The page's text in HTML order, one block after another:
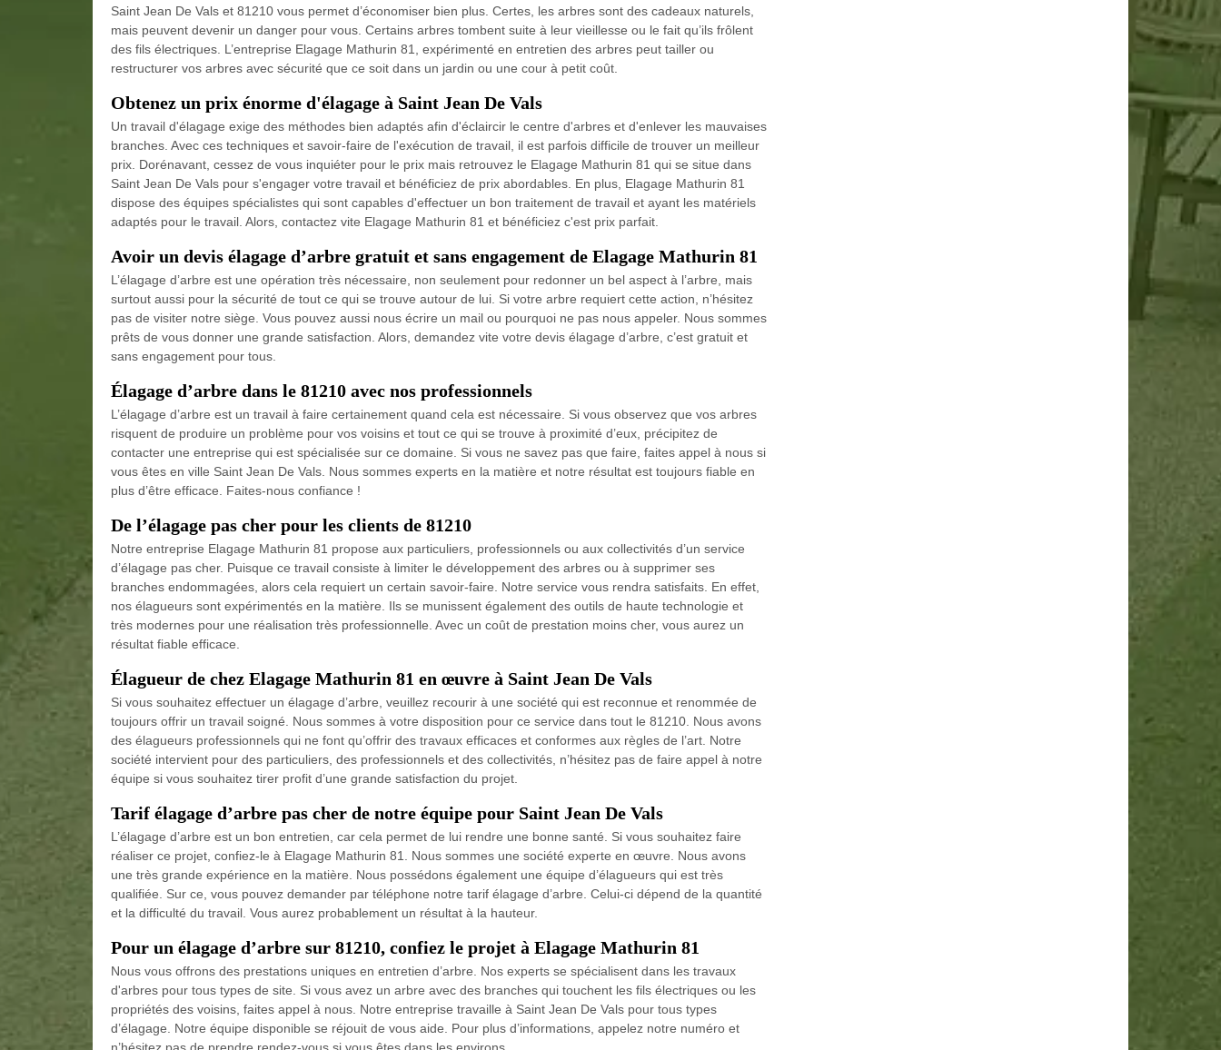
Saint Jean De Vals et 81210 vous permet d’économiser bien plus. Certes, les arbres sont des cadeaux naturels,
mais peuvent devenir un danger pour vous. Certains arbres tombent suite à leur vieillesse ou le fait qu’ils frôlent
des fils électriques. L’entreprise Elagage Mathurin 81, expérimenté en entretien des arbres peut tailler ou
restructurer vos arbres avec sécurité que ce soit dans un jardin ou une cour à petit coût.
Obtenez un prix énorme d'élagage à Saint Jean De Vals
Un travail d'élagage exige des méthodes bien adaptés afin d'éclaircir le centre d'arbres et d'enlever les mauvaises
branches. Avec ces techniques et savoir-faire de l'exécution de travail, il est parfois difficile de trouver un meilleur
prix. Dorénavant, cessez de vous inquiéter pour le prix mais retrouvez le Elagage Mathurin 81 qui se situe dans
Saint Jean De Vals pour s'engager votre travail et bénéficiez de prix abordables. En plus, Elagage Mathurin 81
dispose des équipes spécialistes qui sont capables d'effectuer un bon traitement de travail et ayant les matériels
adaptés pour le travail. Alors, contactez vite Elagage Mathurin 81 et bénéficiez c'est prix parfait.
Avoir un devis élagage d’arbre gratuit et sans engagement de Elagage Mathurin 81
L’élagage d’arbre est une opération très nécessaire, non seulement pour redonner un bel aspect à l’arbre, mais
surtout aussi pour la sécurité de tout ce qui se trouve autour de lui. Si votre arbre requiert cette action, n’hésitez
pas de visiter notre siège. Vous pouvez aussi nous écrire un mail ou pourquoi ne pas nous appeler. Nous sommes
prêts de vous donner une grande satisfaction. Alors, demandez vite votre devis élagage d’arbre, c’est gratuit et
sans engagement pour tous.
Élagage d’arbre dans le 81210 avec nos professionnels
L’élagage d’arbre est un travail à faire certainement quand cela est nécessaire. Si vous observez que vos arbres
risquent de produire un problème pour vos voisins et tout ce qui se trouve à proximité d’eux, précipitez de
contacter une entreprise qui est spécialisée sur ce domaine. Si vous ne savez pas que faire, faites appel à nous si
vous êtes en ville Saint Jean De Vals. Nous sommes experts en la matière et notre résultat est toujours fiable en
plus d’être efficace. Faites-nous confiance !
De l’élagage pas cher pour les clients de 81210
Notre entreprise Elagage Mathurin 81 propose aux particuliers, professionnels ou aux collectivités d’un service
d’élagage pas cher. Puisque ce travail consiste à limiter le développement des arbres ou à supprimer ses
branches endommagées, alors cela requiert un certain savoir-faire. Notre service vous rendra satisfaits. En effet,
nos élagueurs sont expérimentés en la matière. Ils se munissent également des outils de haute technologie et
très modernes pour une réalisation très professionnelle. Avec un coût de prestation moins cher, vous aurez un
résultat fiable efficace.
Élagueur de chez Elagage Mathurin 81 en œuvre à Saint Jean De Vals
Si vous souhaitez effectuer un élagage d’arbre, veuillez recourir à une société qui est reconnue et renommée de
toujours offrir un travail soigné. Nous sommes à votre disposition pour ce service dans tout le 81210. Nous avons
des élagueurs professionnels qui ne font qu’offrir des travaux efficaces et conformes aux règles de l’art. Notre
société intervient pour des particuliers, des professionnels et des collectivités, n’hésitez pas de faire appel à notre
équipe si vous souhaitez tirer profit d’une grande satisfaction du projet.
Tarif élagage d’arbre pas cher de notre équipe pour Saint Jean De Vals
L’élagage d’arbre est un bon entretien, car cela permet de lui rendre une bonne santé. Si vous souhaitez faire
réaliser ce projet, confiez-le à Elagage Mathurin 81. Nous sommes une société experte en œuvre. Nous avons
une très grande expérience en la matière. Nous possédons également une équipe d’élagueurs qui est très
qualifiée. Sur ce, vous pouvez demander par téléphone notre tarif élagage d’arbre. Celui-ci dépend de la quantité
et la difficulté du travail. Vous aurez probablement un résultat à la hauteur.
Pour un élagage d’arbre sur 81210, confiez le projet à Elagage Mathurin 81
Nous vous offrons des prestations uniques en entretien d’arbre. Nos experts se spécialisent dans les travaux
d'arbres pour tous types de site. Si vous avez un arbre avec des branches qui touchent les fils électriques ou les
propriétés des voisins, faites appel à nous. Notre entreprise travaille à Saint Jean De Vals pour tous types
d’élagage. Notre équipe disponible se réjouit de vous aide. Pour plus d’informations, appelez notre numéro et